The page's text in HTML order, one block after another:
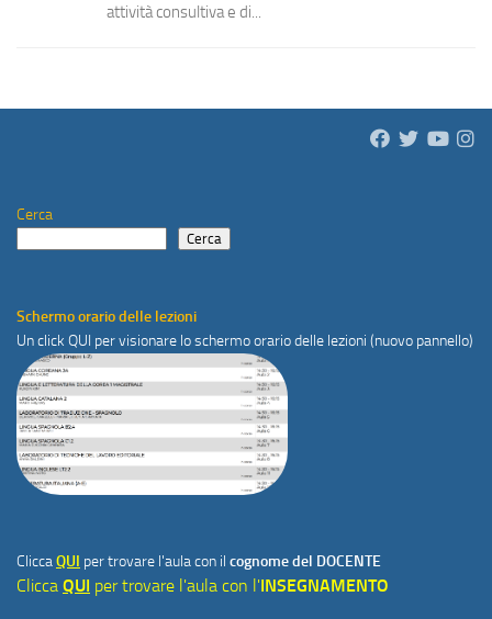
attività consultiva e di...
Cerca
Cerca
Schermo orario delle lezioni
Un click QUI per visionare lo schermo orario delle lezioni (nuovo pannello)
CliccaQUI per trovare l'aula con il cognome del DOCENTE
Clicca QUI per trovare l'aula con l'INSEGNAMENTO